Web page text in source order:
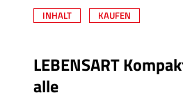
INHALT KAUFEN
LEBENSART
alle